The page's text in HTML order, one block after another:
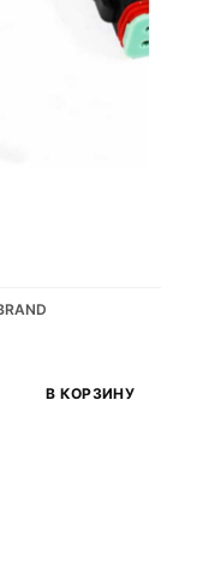
В КОРЗИНУ